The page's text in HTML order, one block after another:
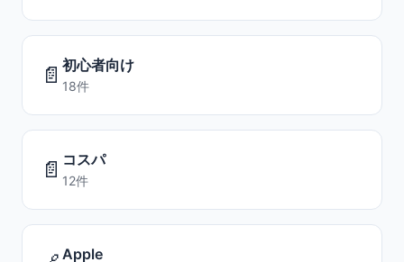
📄 初心者向け
18件
📄 コスパ
12件
Apple